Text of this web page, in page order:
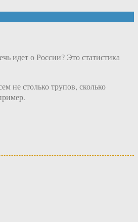
идет о России? Это статистика
не столько трупов, сколько